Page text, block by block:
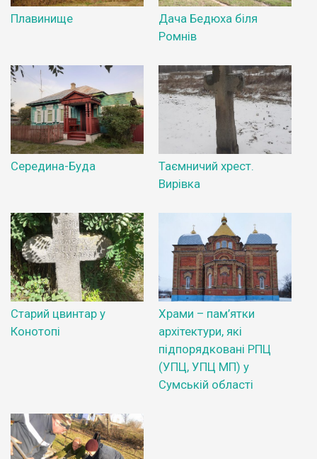
Плавинище
Дача Бедюха біля
Ромнів
Середина-Буда
Таємничий хрест.
Вирівка
Старий цвинтар у
Конотопі
Храми – пам’ятки
архітектури, які
підпорядковані РПЦ
(УПЦ, УПЦ МП) у
Сумській області